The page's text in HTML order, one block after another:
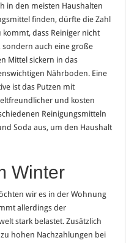
in den meisten Haushalten
finden, dürfte die Zahl
dass Reiniger nicht
sondern auch eine große
Mittel sickern in das
Nährboden. Eine
ist das Putzen mit
und kosten
Reinigungsmitteln
Soda aus, um den Haushalt
Winter
wir es in der Wohnung
allerdings der
stark belastet. Zusätzlich
hohen Nachzahlungen bei